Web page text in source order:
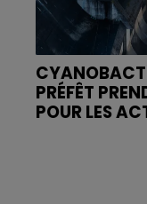
PRÉFÊT
POUR LES